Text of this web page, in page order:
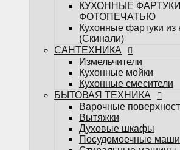
Холодильники и
Шкафы винные
Микроволновые печи
Телевизоры
СИСТЕМЫ ВЁДЕР
РЕЙЛИНГОВЫЕ СИСТЕМЫ
МЕБЕЛЬНЫЕ РУЧКИ
ПРОФИЛЬ - РУЧКИ
РУЧКИ - СКОБЫ
РУЧКИ - РАКОВИНЫ
РУЧКИ - РЕЙЛИНГИ
РУЧКИ - КНОПКИ
РУЧКИ-КАПЛИ
КУХОННЫЕ
ФОТОПЕЧАТЬЮ
Кухонные фартуки из
(Скинали)
САНТЕХНИКА
Измельчители
Кухонные мойки
Кухонные смесители
БЫТОВАЯ ТЕХНИКА
Варочные
Вытяжки
Духовые шкафы
Посудомоечные